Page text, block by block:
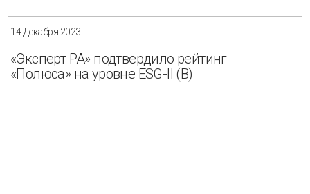
14 Декабря 2023
«Эксперт РА» подтвердило рейтинг
«Полюса» на уровне ESG-II (B)